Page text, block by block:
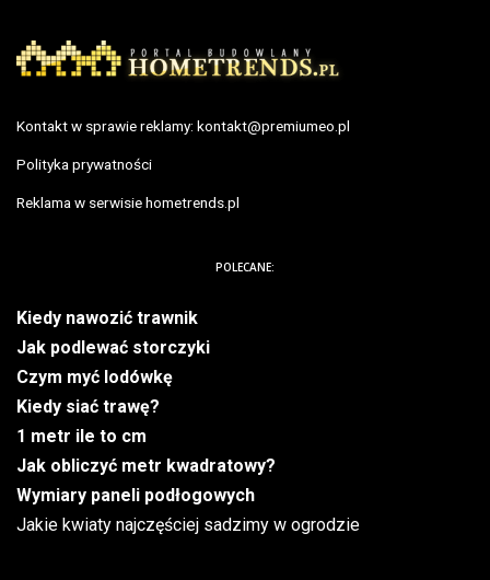
Kontakt w sprawie reklamy: kontakt@premiumeo.pl
Polityka prywatności
Reklama w serwisie hometrends.pl
POLECANE:
Kiedy nawozić trawnik
Jak podlewać storczyki
Czym myć lodówkę
Kiedy siać trawę?
1 metr ile to cm
Jak obliczyć metr kwadratowy?
Wymiary paneli podłogowych
Jakie kwiaty najczęściej sadzimy w ogrodzie